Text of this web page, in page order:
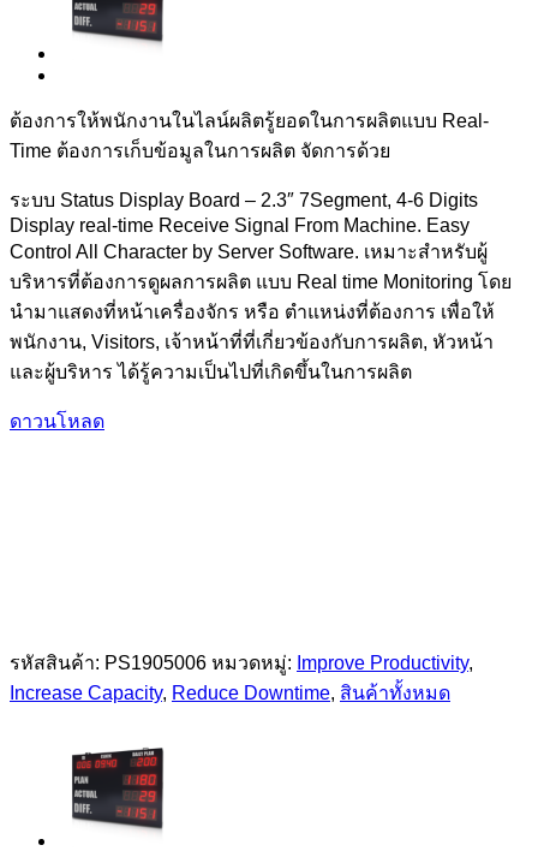
ต้องการให้พนักงานในไลน์ผลิตรู้ยอดในการผลิตแบบ Real-
Time ต้องการเก็บข้อมูลในการผลิต จัดการด้วย
ระบบ Status Display Board – 2.3″ 7Segment, 4-6 Digits
Display real-time Receive Signal From Machine. Easy
Control All Character by Server Software. เหมาะสำหรับผู้
บริหารที่ต้องการดูผลการผลิต แบบ Real time Monitoring โดย
นำมาแสดงที่หน้าเครื่องจักร หรือ ตำแหน่งที่ต้องการ เพื่อให้
พนักงาน, Visitors, เจ้าหน้าที่ที่เกี่ยวข้องกับการผลิต, หัวหน้า
และผู้บริหาร ได้รู้ความเป็นไปที่เกิดขึ้นในการผลิต
ดาวนโหลด
รหัสสินค้า: PS1905006 หมวดหมู่: Improve Productivity,
Increase Capacity, Reduce Downtime, สินค้าทั้งหมด